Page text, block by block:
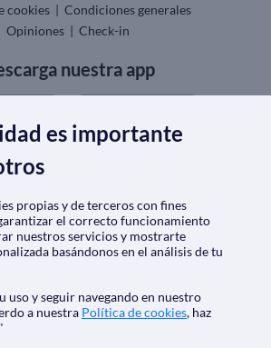
cookies | Condiciones generales
Opiniones | Check-in
nuestra app
es importante
propias y de terceros con fines
el correcto funcionamiento
nuestros servicios y mostrarte
basándonos en el análisis de tu
uso y seguir navegando en nuestro
a nuestra Política de cookies, haz
"